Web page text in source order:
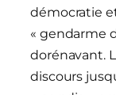
démocratie
« gendarme
dorénavant.
discours